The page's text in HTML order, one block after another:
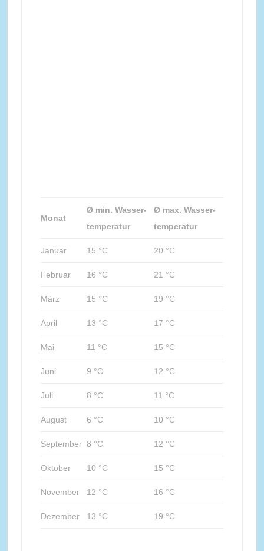
Monat
Ø min. Wasser-
temperatur
Ø max. Wasser-
temperatur
Januar 15 °C 20 °C
Februar 16 °C 21 °C
März 15 °C 19 °C
April 13 °C 17 °C
Mai 11 °C 15 °C
Juni 9 °C 12 °C
Juli 8 °C 11 °C
August 6 °C 10 °C
September 8 °C 12 °C
Oktober 10 °C 15 °C
November 12 °C 16 °C
Dezember 13 °C 19 °C